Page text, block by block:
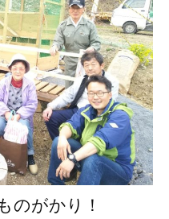
のがかり！